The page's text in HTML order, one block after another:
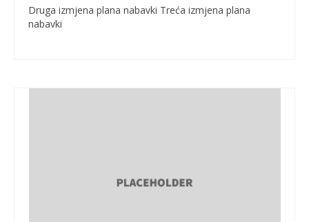
Druga izmjena plana nabavki Treća izmjena plana
nabavki